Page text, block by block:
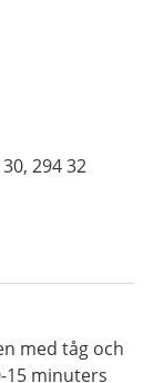
294 32
med tåg och
15 minuters